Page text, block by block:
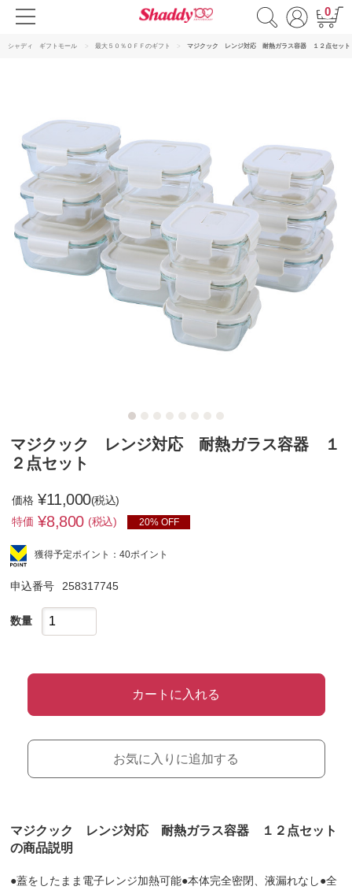
0
シャディ ギフトモール 最大５０％ＯＦＦのギフト マジクック レンジ対応 耐熱ガラス容器 １２点セット
マジクック レンジ対応 耐熱ガラス容器 １
２点セット
価格 ¥11,000(税込)
特価 ¥8,800 (税込) 20% OFF
獲得予定ポイント：40ポイント
申込番号 258317745
数量
カートに入れる
お気に入りに追加する
マジクック レンジ対応 耐熱ガラス容器 １２点セット
の商品説明
●蓋をしたまま電子レンジ加熱可能●本体完全密閉、液漏れなし●全